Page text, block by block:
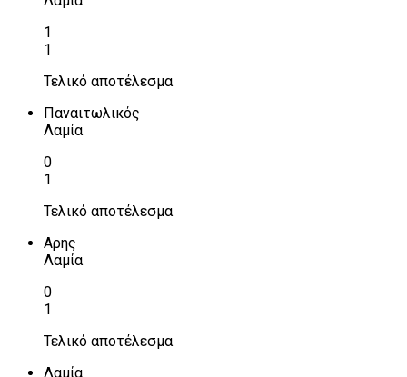
1
1
Τελικό αποτέλεσμα
Παναιτωλικός
Λαμία
0
1
Τελικό αποτέλεσμα
Αρης
Λαμία
0
1
Τελικό αποτέλεσμα
Λαμία